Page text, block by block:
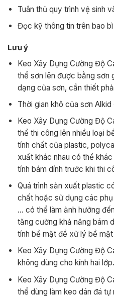
Tuân thủ quy trình vệ sinh
Đọc kỹ thông tin trên bao
Lưu ý
Keo Xây Dựng Cường Độ
thể sơn lên được bằng sơn
dạng của sơn, cần thiết
Thời gian khô của sơn
Keo Xây Dựng Cường Độ
thể thi công lên nhiều loại
tính chất của plastic,
xuất khác nhau có thể
tính bám dính trước khi thi
Quá trình sản xuất plastic
chất hoặc sử dụng các
… có thể làm ảnh hưởng
tăng cường khả năng bám
tính bề mặt để xử lý bề
Keo Xây Dựng Cường Độ
không dùng cho kính hai lớp.
Keo Xây Dựng Cường Độ
thể dùng làm keo dán đá tự